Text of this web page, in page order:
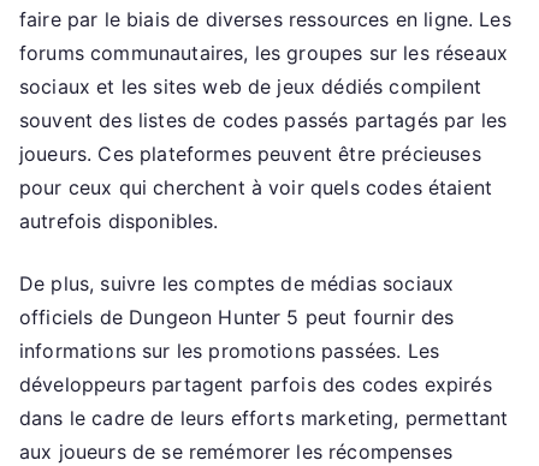
faire par le biais de diverses ressources en ligne. Les
forums communautaires, les groupes sur les réseaux
sociaux et les sites web de jeux dédiés compilent
souvent des listes de codes passés partagés par les
joueurs. Ces plateformes peuvent être précieuses
pour ceux qui cherchent à voir quels codes étaient
autrefois disponibles.
De plus, suivre les comptes de médias sociaux
officiels de Dungeon Hunter 5 peut fournir des
informations sur les promotions passées. Les
développeurs partagent parfois des codes expirés
dans le cadre de leurs efforts marketing, permettant
aux joueurs de se remémorer les récompenses